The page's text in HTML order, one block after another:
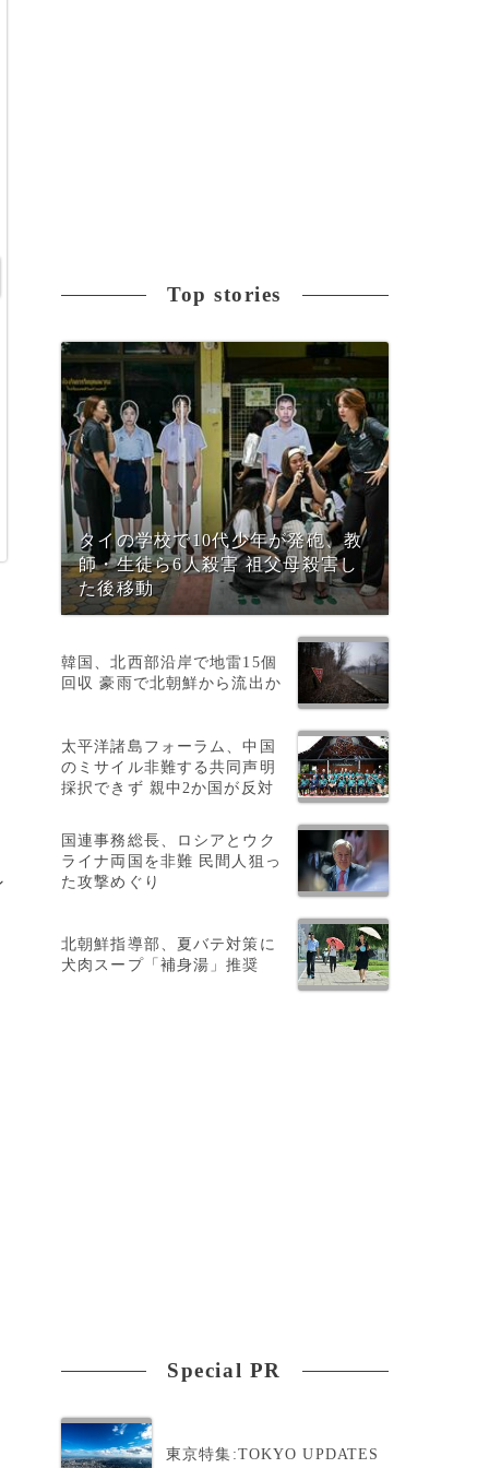
Top stories
タイの学校で10代少年が発砲、教
師・生徒ら6人殺害 祖父母殺害し
た後移動
韓国、北西部沿岸で地雷15個
回収 豪雨で北朝鮮から流出か
太平洋諸島フォーラム、中国
のミサイル非難する共同声明
採択できず 親中2か国が反対
国連事務総長、ロシアとウク
ライナ両国を非難 民間人狙っ
た攻撃めぐり
北朝鮮指導部、夏バテ対策に
犬肉スープ「補身湯」推奨
Special PR
東京特集:TOKYO UPDATES